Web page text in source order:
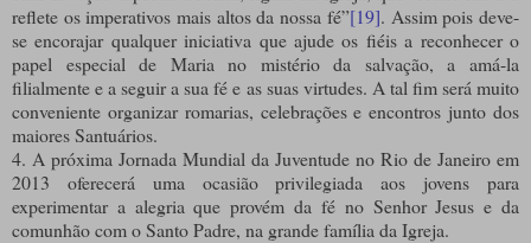
reflete os imperativos mais altos da nossa fé”[19]. Assim pois deve-
se encorajar qualquer iniciativa que ajude os fiéis a reconhecer o
papel especial de Maria no mistério da salvação, a amá-la
filialmente e a seguir a sua fé e as suas virtudes. A tal fim será muito
conveniente organizar romarias, celebrações e encontros junto dos
maiores Santuários.
4. A próxima Jornada Mundial da Juventude no Rio de Janeiro em
2013 oferecerá uma ocasião privilegiada aos jovens para
experimentar a alegria que provém da fé no Senhor Jesus e da
comunhão com o Santo Padre, na grande família da Igreja.